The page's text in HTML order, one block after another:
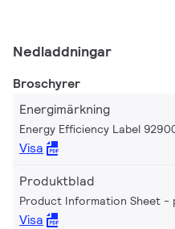
Nedladdningar
Broschyrer
Energimärkning
Energy Efficiency Label
Visa
Produktblad
Product Information Sheet
Visa